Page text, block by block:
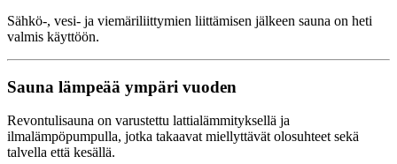
Sähkö-, vesi- ja viemäriliittymien liittämisen jälkeen sauna on heti
valmis käyttöön.
Sauna lämpeää ympäri vuoden
Revontulisauna on varustettu lattialämmityksellä ja
ilmalämpöpumpulla, jotka takaavat miellyttävät olosuhteet sekä
talvella että kesällä.